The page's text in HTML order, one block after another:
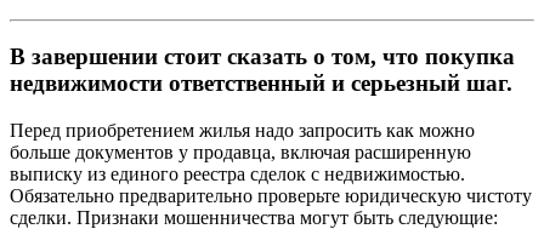
В завершении стоит сказать о том, что покупка
недвижимости ответственный и серьезный шаг.
Перед приобретением жилья надо запросить как можно
больше документов у продавца, включая расширенную
выписку из единого реестра сделок с недвижимостью.
Обязательно предварительно проверьте юридическую чистоту
сделки. Признаки мошенничества могут быть следующие: